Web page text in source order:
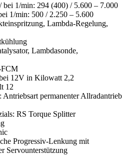
1/min: 294 (400) / 5.600 – 7.000
1/min: 500 / 2.250 – 5.600
Lambda-Regelung,
Lambdasonde,
FCM
12V in Kilowatt 2,2
12
permanenter Allradantrieb
RS Torque Splitter
Progressiv-Lenkung mit
Servounterstützung